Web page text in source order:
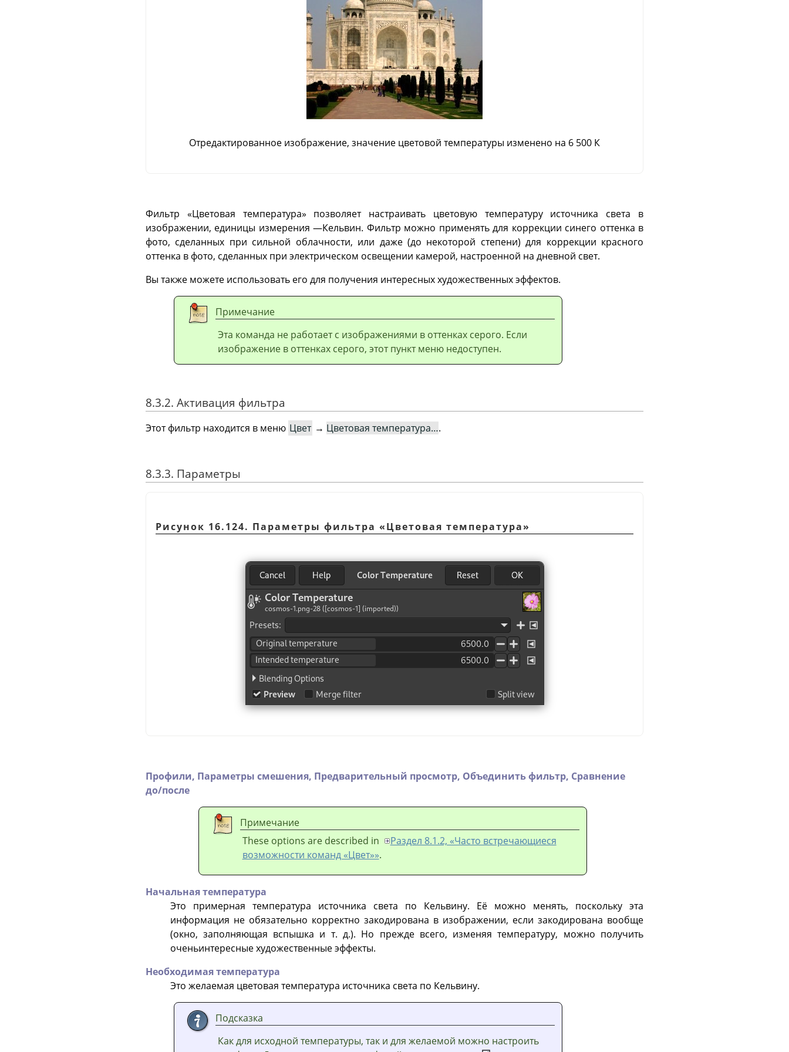
Отредактированное изображение, значение цветовой температуры изменено на 6 500 К
Фильтр «Цветовая температура» позволяет настраивать цветовую температуру источника света в
изображении, единицы измерения —Кельвин. Фильтр можно применять для коррекции синего оттенка в
фото, сделанных при сильной облачности, или даже (до некоторой степени) для коррекции красного
оттенка в фото, сделанных при электрическом освещении камерой, настроенной на дневной свет.
Вы также можете использовать его для получения интересных художественных эффектов.
Примечание
Эта команда не работает с изображениями в оттенках серого. Если
изображение в оттенках серого, этот пункт меню недоступен.
8.3.2. Активация фильтра
Этот фильтр находится в меню Цвет → Цветовая температура….
8.3.3. Параметры
Рисунок 16.124. Параметры фильтра «Цветовая температура»
Профили, Параметры смешения, Предварительный просмотр, Объединить фильтр, Сравнение
до/после
Примечание
These options are described in
Раздел 8.1.2, «Часто встречающиеся
возможности команд «Цвет»».
Начальная температура
Это примерная температура источника света по Кельвину. Её можно менять, поскольку эта
информация не обязательно корректно закодирована в изображении, если закодирована вообще
(окно, заполняющая вспышка и т. д.). Но прежде всего, изменяя температуру, можно получить
оченьинтересные художественные эффекты.
Необходимая температура
Это желаемая цветовая температура источника света по Кельвину.
Подсказка
Как для исходной температуры, так и для желаемой можно настроить